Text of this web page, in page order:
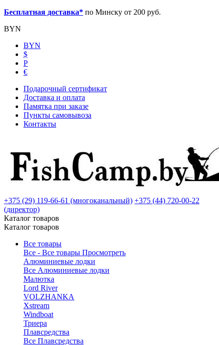
Бесплатная доставка* по Минску от 200 руб.
BYN
BYN
$
Р
€
Подарочный сертификат
Доставка и оплата
Памятка при заказе
Пункты самовывоза
Контакты
+375 (29) 119-66-61 (многоканальный) +375 (44) 720-00-22
(директор)
Каталог товаров
Каталог товаров
Все товары
Все - Все товары Просмотреть
Алюминиевые лодки
Все Алюминиевые лодки
Малютка
Lord River
VOLZHANKA
Xstream
Windboat
Триера
Плавсредства
Все Плавсредства